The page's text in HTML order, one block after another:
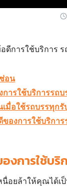
อน
การใช้บริการรถบ
มื่อใช้รถบรรทุกรั
ของการใช้บริการ
งการใช้บริ
นื่อยล้าให้คุณได้เ